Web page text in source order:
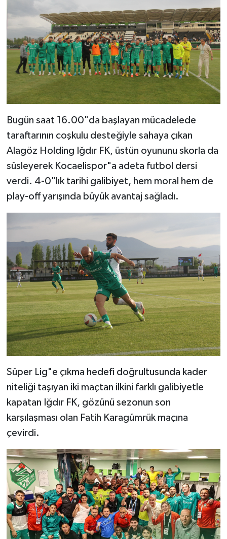
Bugün saat 16.00"da başlayan mücadelede
taraftarının coşkulu desteğiyle sahaya çıkan
Alagöz Holding Iğdır FK, üstün oyununu skorla da
süsleyerek Kocaelispor"a adeta futbol dersi
verdi. 4-0"lık tarihi galibiyet, hem moral hem de
play-off yarışında büyük avantaj sağladı.
Süper Lig"e çıkma hedefi doğrultusunda kader
niteliği taşıyan iki maçtan ilkini farklı galibiyetle
kapatan Iğdır FK, gözünü sezonun son
karşılaşması olan Fatih Karagümrük maçına
çevirdi.